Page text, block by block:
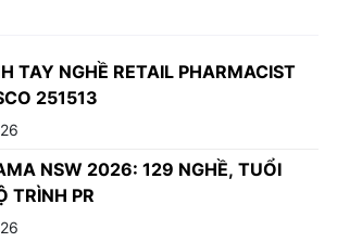
TAY NGHỀ RETAIL PHARMACIST
251513
NSW 2026: 129 NGHỀ, TUỔI
TRÌNH PR